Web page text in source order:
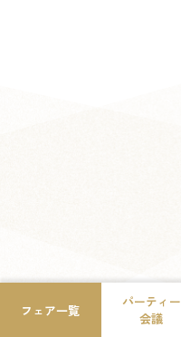
フェア一覧
パーティー
会議